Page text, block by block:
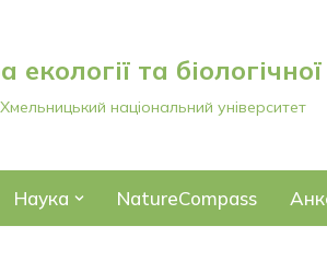
та біологічної
Хмельницький національний університет
Наука NatureCompass